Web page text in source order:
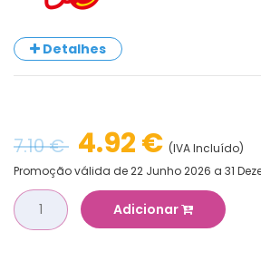
Detalhes
7.10 € 4.92 € (IVA Incluído)
Promoção válida de 22 Junho 2026 a 31
Adicionar